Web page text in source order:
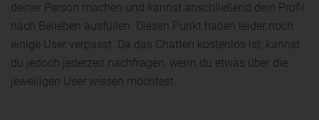
deiner Person machen und kannst anschließend dein Profil
nach Belieben ausfüllen. Diesen Punkt haben leider noch
einige User verpasst. Da das Chatten kostenlos ist, kannst
du jedoch jederzeit nachfragen, wenn du etwas über die
jeweiligen User wissen möchtest.